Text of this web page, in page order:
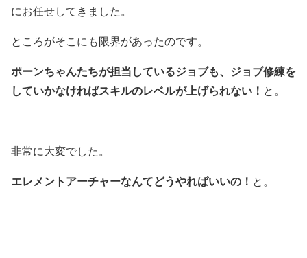
にお任せしてきました。
ところがそこにも限界があったのです。
ポーンちゃんたちが担当しているジョブも、ジョブ修練を
していかなければスキルのレベルが上げられない！ と。
非常に大変でした。
エレメントアーチャーなんてどうやればいいの！ と。